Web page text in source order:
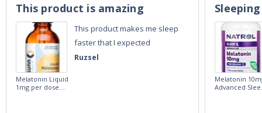
Ruzsel
This product is amazing
This product makes me sleep
faster that I expected
Melatonin Liquid
1mg per dose.
Melatonin
Advanced